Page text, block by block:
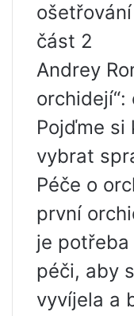
část 2
Andrey
orchidejí“:
Pojďme si
vybrat
Péče o
první
je
péči, aby
vyvíjela a